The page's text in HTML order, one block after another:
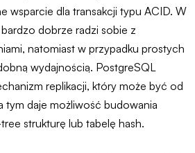
wsparcie dla transakcji typu ACID. W
dobrze radzi sobie z
natomiast w przypadku prostych
wydajnością. PostgreSQL
replikacji, który może być od
tym daje możliwość budowania
strukturę lub tabelę hash.